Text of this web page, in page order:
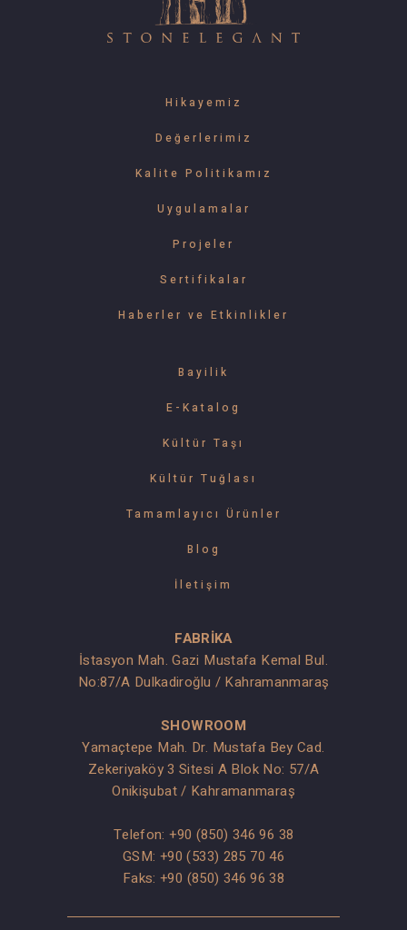
Hikayemiz
Değerlerimiz
Kalite Politikamız
Uygulamalar
Projeler
Sertifikalar
Haberler ve Etkinlikler
Bayilik
E-Katalog
Kültür Taşı
Kültür Tuğlası
Tamamlayıcı Ürünler
Blog
İletişim
FABRİKA
İstasyon Mah. Gazi Mustafa Kemal Bul.
No:87/A Dulkadiroğlu / Kahramanmaraş
SHOWROOM
Yamaçtepe Mah. Dr. Mustafa Bey Cad.
Zekeriyaköy 3 Sitesi A Blok No: 57/A
Onikişubat / Kahramanmaraş
Telefon:+90 (850) 346 96 38
GSM: +90 (533) 285 70 46
Faks: +90 (850) 346 96 38